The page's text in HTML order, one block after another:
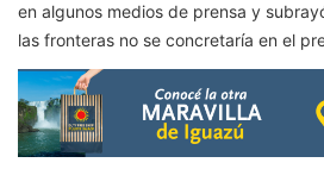
en algunos medios de prensa y
las fronteras no se concretaría en el